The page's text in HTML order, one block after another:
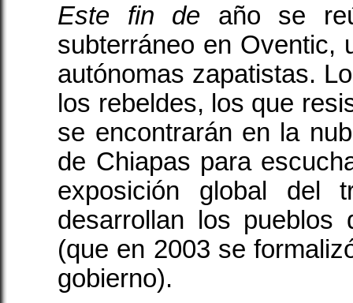
Este fin de año se
subterráneo en Oventic,
autónomas zapatistas.
los rebeldes, los que
se encontrarán en la
de Chiapas para
exposición global del
desarrollan los pueblos
(que en 2003 se
gobierno).